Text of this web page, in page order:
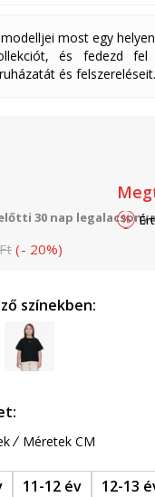
most egy
és fedezd fel
és felszereléseit.
30 nap
Ft (- 20%)
színekben:
Méretek CM
11-12 év 12-13